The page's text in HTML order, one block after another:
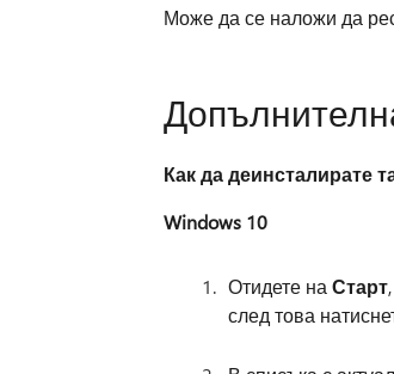
Може да се наложи да
Как да деинсталирате
Windows 10
Отидете наСтарт
след това